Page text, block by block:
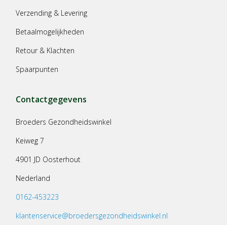
Verzending & Levering
Betaalmogelijkheden
Retour & Klachten
Spaarpunten
Contactgegevens
Broeders Gezondheidswinkel
Keiweg 7
4901 JD Oosterhout
Nederland
0162-453223
klantenservice@broedersgezondheidswinkel.nl